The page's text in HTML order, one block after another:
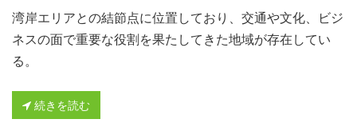
湾岸エリアとの結節点に位置しており、交通や文化、ビジ
ネスの面で重要な役割を果たしてきた地域が存在してい
る。
続きを読む